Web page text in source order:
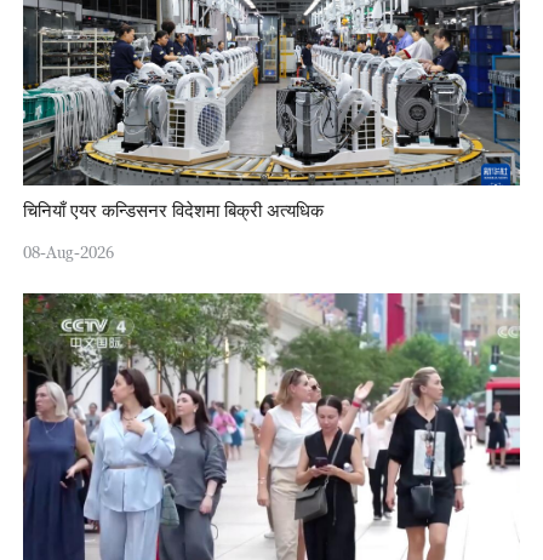
चिनियाँ एयर कन्डिसनर विदेशमा बिक्री अत्यधिक
08-Aug-2026